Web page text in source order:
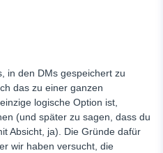
in den DMs gespeichert zu
das zu einer ganzen
logische Option ist,
(und später zu sagen, dass du
Absicht, ja). Die Gründe dafür
wir haben versucht, die